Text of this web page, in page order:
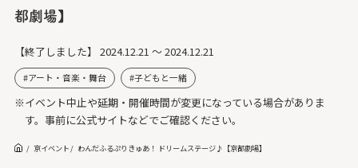
都劇場】
【終了しました】 2024.12.21 ～ 2024.12.21
アート・音楽・舞台 子どもと一緒
※イベント中止や延期・開催時間が変更になっている場合がありま
す。事前に公式サイトなどでご確認ください。
京イベント わんだふるぷりきゅあ！ ドリームステージ♪【京都劇場】